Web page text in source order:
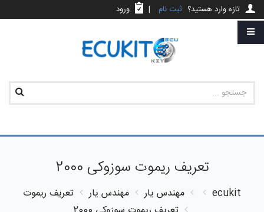
تازه وارد هستید؟ ثبت نام | ورود
تعریف ریموت سوزوکی 2000
ecukit مهندس یار مهندس یار
تعریف ریموت